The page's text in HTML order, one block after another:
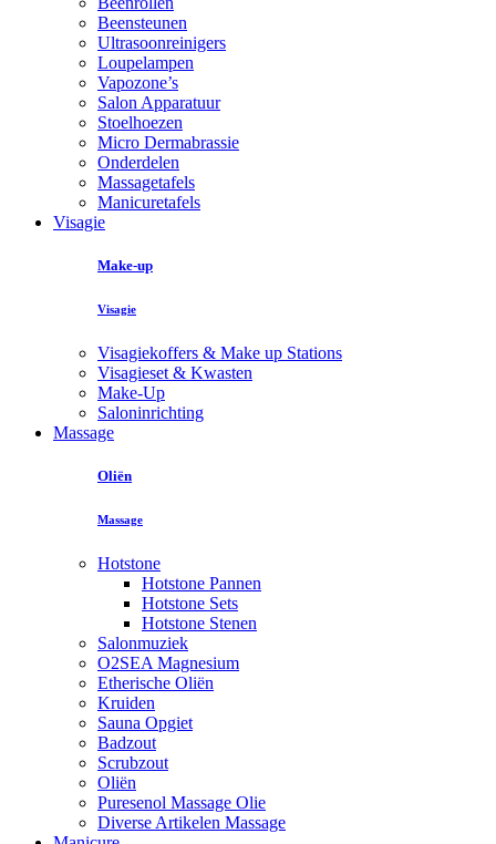
Beensteunen
Ultrasoonreinigers
Loupelampen
Vapozone’s
Salon Apparatuur
Stoelhoezen
Micro Dermabrassie
Onderdelen
Massagetafels
Manicuretafels
Visagie
Make-up
Visagie
Visagiekoffers & Make up Stations
Visagieset & Kwasten
Make-Up
Saloninrichting
Massage
Oliën
Massage
Hotstone
Hotstone Pannen
Hotstone Sets
Hotstone Stenen
Salonmuziek
O2SEA Magnesium
Etherische Oliën
Kruiden
Sauna Opgiet
Badzout
Scrubzout
Oliën
Puresenol Massage Olie
Diverse Artikelen Massage